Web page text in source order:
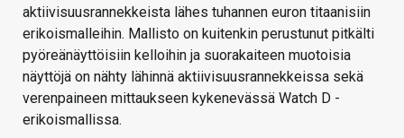
aktiivisuusrannekkeista lähes tuhannen euron titaanisiin
erikoismalleihin. Mallisto on kuitenkin perustunut pitkälti
pyöreänäyttöisiin kelloihin ja suorakaiteen muotoisia
näyttöjä on nähty lähinnä aktiivisuusrannekkeissa sekä
verenpaineen mittaukseen kykenevässä Watch D -
erikoismallissa.